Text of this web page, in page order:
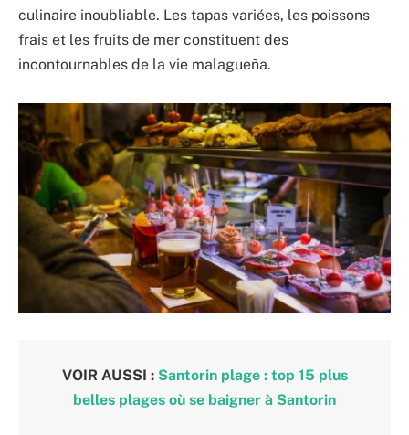
culinaire inoubliable. Les tapas variées, les poissons
frais et les fruits de mer constituent des
incontournables de la vie malagueña.
VOIR AUSSI : Santorin plage : top 15 plus
belles plages où se baigner à Santorin